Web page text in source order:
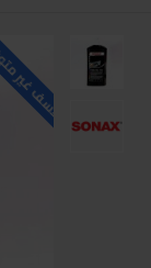
للاسف